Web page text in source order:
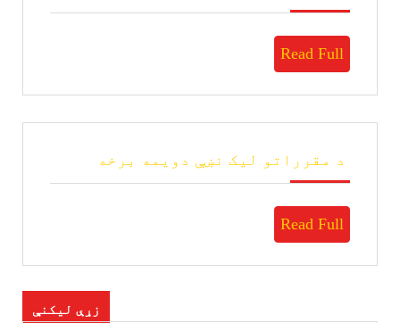
Read Full
Read
Full
د مقرراتو لیک نښې دویمه برخه
Read Full
Read
Full
زړې لیکنې